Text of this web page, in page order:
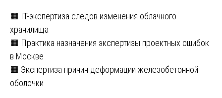
🟧 IT-экспертиза следов изменения облачного
хранилища
🟧 Практика назначения экспертизы проектных ошибок
в Москве
🟧 Экспертиза причин деформации железобетонной
оболочки